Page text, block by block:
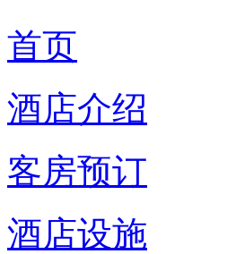
首页
酒店介绍
客房预订
酒店设施